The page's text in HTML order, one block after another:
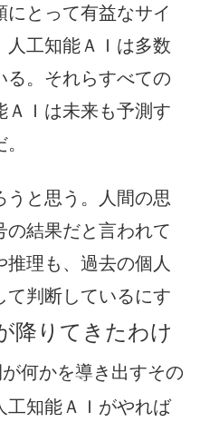
とって有益なサイ
人工知能ＡＩは多数
る。それらすべての
ＡＩは未来も予測す
うと思う。人間の思
の結果だと言われて
理も、過去の個人
て判断しているにす
降りてきたわけ
が何かを導き出すその
工知能ＡＩがやれば